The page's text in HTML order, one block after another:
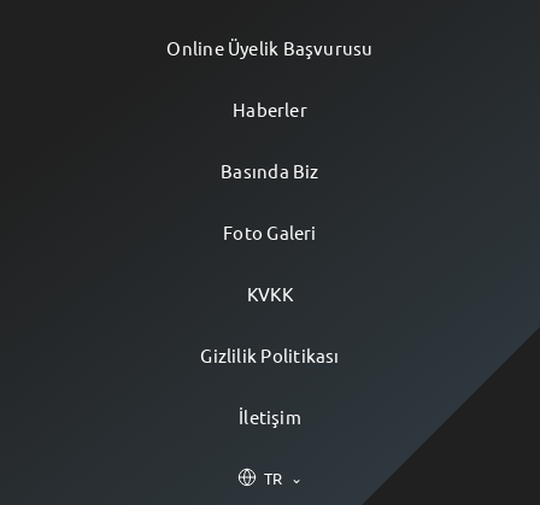
Online Üyelik Başvurusu
Haberler
Basında Biz
Foto Galeri
KVKK
Gizlilik Politikası
İletişim
TR ⌄